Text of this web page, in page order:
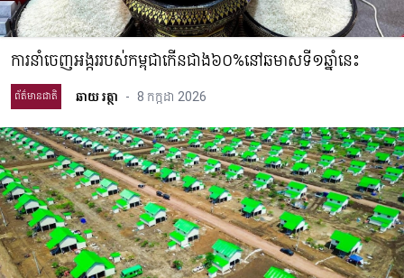
ការនាំចេញអង្កររបស់កម្ពុជាកើនជាង៦០%នៅឆមាសទី១ឆ្នាំនេះ
ព័ត៌មានជាតិ ឆាយ រត្ថា - 8 កក្កដា 2026